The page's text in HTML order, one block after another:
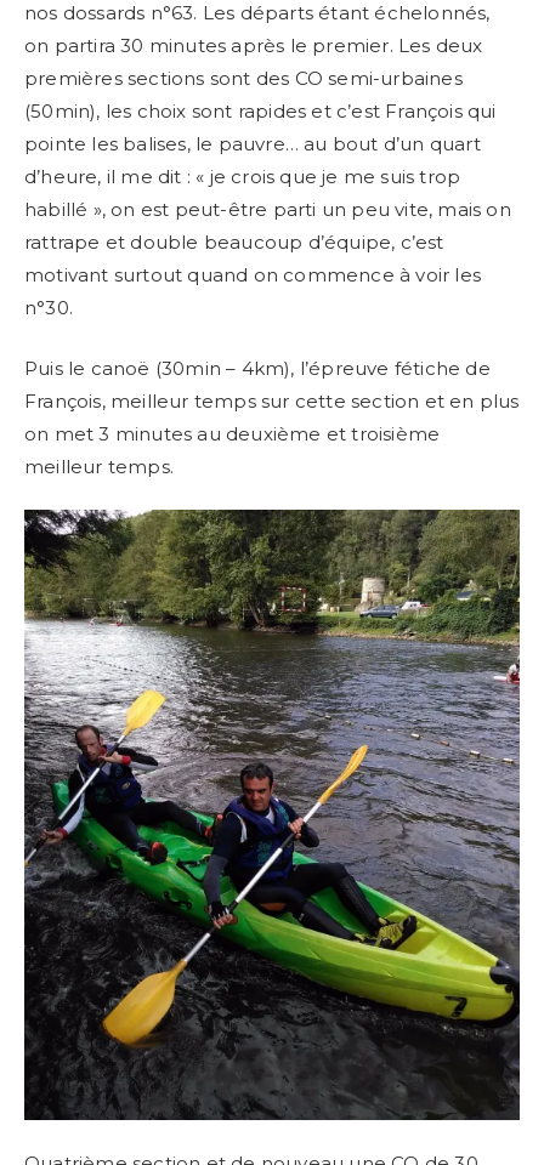
nos dossards n°63. Les départs étant échelonnés,
on partira 30 minutes après le premier. Les deux
premières sections sont des CO semi-urbaines
(50min), les choix sont rapides et c’est François qui
pointe les balises, le pauvre… au bout d’un quart
d’heure, il me dit : « je crois que je me suis trop
habillé », on est peut-être parti un peu vite, mais on
rattrape et double beaucoup d’équipe, c’est
motivant surtout quand on commence à voir les
n°30.
Puis le canoë (30min – 4km), l’épreuve fétiche de
François, meilleur temps sur cette section et en plus
on met 3 minutes au deuxième et troisième
meilleur temps.